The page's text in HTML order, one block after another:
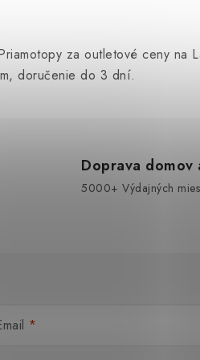
za outletové ceny na
doručenie do 3 dní.
Doprava
5000+ Výdajných